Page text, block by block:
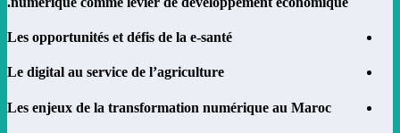
Les opportunités et défis de la e-santé
Le digital au service de l’agriculture
Les enjeux de la transformation numérique au Maroc